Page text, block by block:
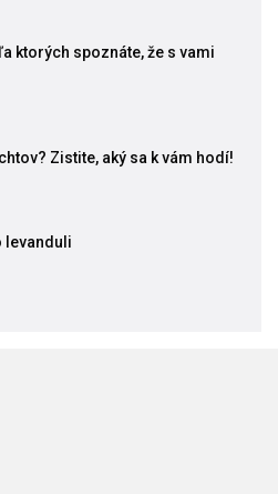
ktorých spoznáte, že s vami
Zistite, aký sa k vám hodí!
levanduli